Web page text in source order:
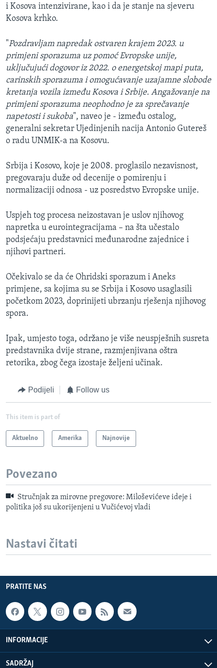
i Kosova intenzivirane, kao i da je stanje na sjeveru
Kosova krhko.
"Pozdravljam napredak ostvaren krajem 2023. u
primjeni sporazuma uz pomoć Evropske unije,
uključujući dogovor iz 2022. o energetskoj mapi puta,
carinskih sporazuma i omogućavanje uzajamne slobode
kretanja vozila između Kosova i Srbije. Angažovanje na
primjeni sporazuma neophodno je za sprečavanje
napetosti i sukoba", naveo je - između ostalog,
generalni sekretar Ujedinjenih nacija Antonio Gutereš
o radu UNMIK-a na Kosovu.
Srbija i Kosovo, koje je 2008. proglasilo nezavisnost,
pregovaraju duže od decenije o pomirenju i
normalizaciji odnosa - uz posredstvo Evropske unije.
Uspjeh tog procesa neizostavan je uslov njihovog
napretka u eurointegracijama – na šta učestalo
podsjećaju predstavnici međunarodne zajednice i
njihovi partneri.
Očekivalo se da će Ohridski sporazum i Aneks
primjene, sa kojima su se Srbija i Kosovo usaglasili
početkom 2023, doprinijeti ubrzanju rješenja njihovog
spora.
Ipak, umjesto toga, održano je više neuspješnih susreta
predstavnika dvije strane, razmjenjivana oštra
retorika, zbog čega izostaje željeni učinak.
Podijeli Follow us
This item is part of
Aktuelno Amerika Najnovije
Povezano
Stručnjak za mirovne pregovore: Miloševićeve ideje i
politika još su ukorijenjeni u Vučićevoj vladi
Nastavi čitati
PRATITE NAS
INFORMACIJE
SADRŽAJ